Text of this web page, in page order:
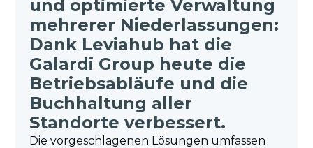
und optimierte Verwaltung
mehrerer Niederlassungen:
Dank Leviahub hat die
Galardi Group heute die
Betriebsabläufe und die
Buchhaltung aller
Standorte verbessert.
Die vorgeschlagenen Lösungen umfassen